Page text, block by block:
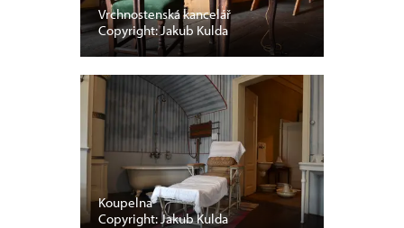
Vrchnostenská kancelář
Copyright: Jakub Kulda
Koupelna
Copyright: Jakub Kulda